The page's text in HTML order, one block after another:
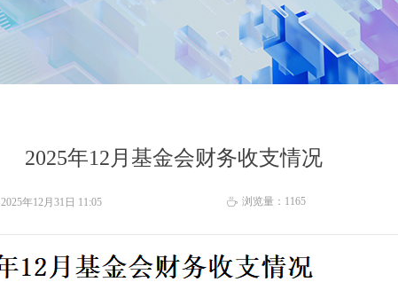
2025年12月基金会财务收支情况
2025年12月31日 11:05 ꄘ 浏览量： 1165